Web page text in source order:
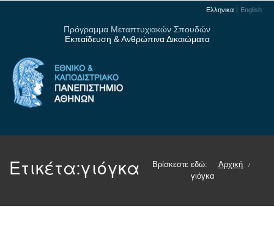
Ελληνικα English
Πρόγραμμα Μεταπτυχιακών Σπουδών
Εκπαίδευση & Ανθρώπινα Δικαιώματα
Ετικέτα:γιόγκα Βρίσκεστε εδώ: Αρχική /
γιόγκα